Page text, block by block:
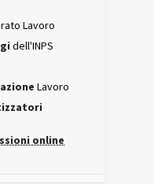
Lavoro
dell'INPS
Lavoro
online